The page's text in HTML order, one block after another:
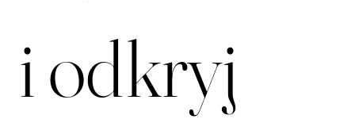
i odkryj